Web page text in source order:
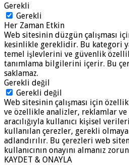
Gerekli
Gerekli
Her Zaman Etkin
Web sitesinin düzgün çalışması
kesinlikle gereklidir. Bu kategori
temel işlevlerini ve güvenlik
tanımlama bilgilerini içerir. Bu
saklamaz.
Gerekli değil
Gerekli değil
Web sitesinin çalışması için
ve özellikle analizler, reklamlar
aracılığıyla kullanıcı kişisel
kullanılan çerezler, gerekli
adlandırılır. Bu çerezleri web
kullanıcının onayını almanız
KAYDET & ONAYLA